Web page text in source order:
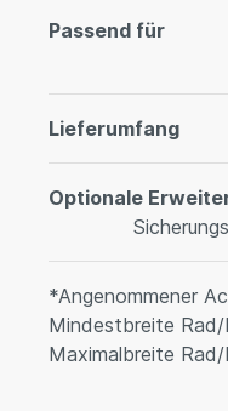
Passend für
Lieferumfang
Optionale
*Angenommener
Mindestbreite
Maximalbreite